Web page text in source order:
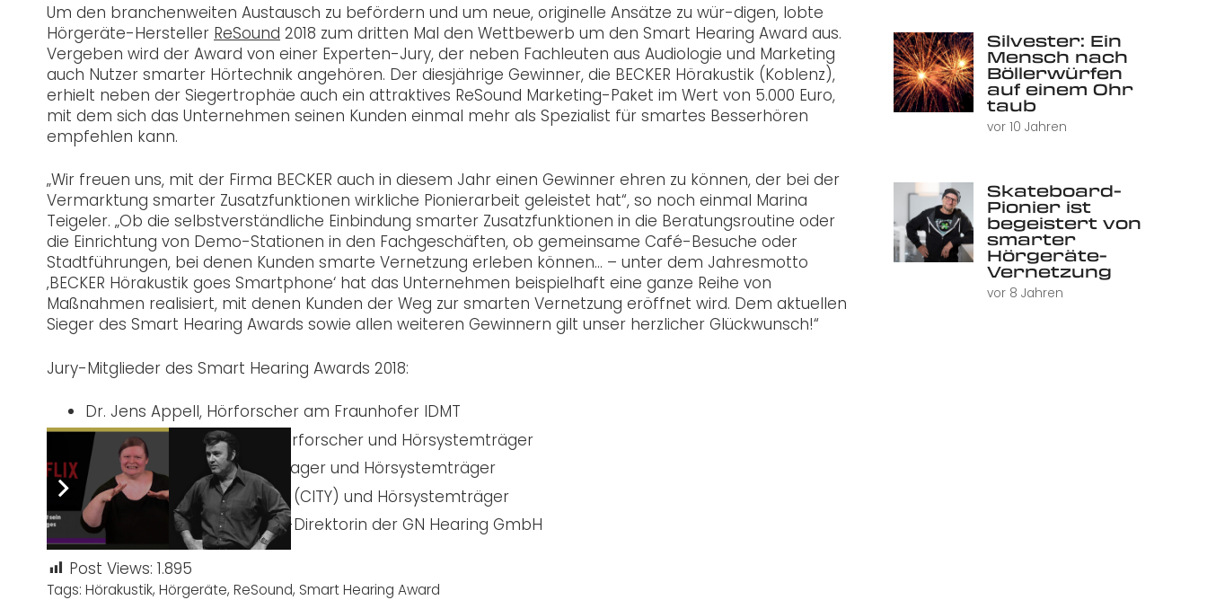
Um den branchenweiten Austausch zu befördern und um neue, originelle Ansätze zu wür-digen, lobte
Hörgeräte-Hersteller ReSound 2018 zum dritten Mal den Wettbewerb um den Smart Hearing Award aus.
Vergeben wird der Award von einer Experten-Jury, der neben Fachleuten aus Audiologie und Marketing
auch Nutzer smarter Hörtechnik angehören. Der diesjährige Gewinner, die BECKER Hörakustik (Koblenz),
erhielt neben der Siegertrophäe auch ein attraktives ReSound Marketing-Paket im Wert von 5.000 Euro,
mit dem sich das Unternehmen seinen Kunden einmal mehr als Spezialist für smartes Besserhören
empfehlen kann.
„Wir freuen uns, mit der Firma BECKER auch in diesem Jahr einen Gewinner ehren zu können, der bei der
Vermarktung smarter Zusatzfunktionen wirkliche Pionierarbeit geleistet hat“, so noch einmal Marina
Teigeler. „Ob die selbstverständliche Einbindung smarter Zusatzfunktionen in die Beratungsroutine oder
die Einrichtung von Demo-Stationen in den Fachgeschäften, ob gemeinsame Café-Besuche oder
Stadtführungen, bei denen Kunden smarte Vernetzung erleben können… – unter dem Jahresmotto
‚BECKER Hörakustik goes Smartphone‘ hat das Unternehmen beispielhaft eine ganze Reihe von
Maßnahmen realisiert, mit denen Kunden der Weg zur smarten Vernetzung eröffnet wird. Dem aktuellen
Sieger des Smart Hearing Awards sowie allen weiteren Gewinnern gilt unser herzlicher Glückwunsch!“
Jury-Mitglieder des Smart Hearing Awards 2018:
Dr. Jens Appell, Hörforscher am Fraunhofer IDMT
Prof. Dr. Jürgen Kießling, Hörforscher und Hörsystemträger
Ingo Rathje, Marketing Manager und Hörsystemträger
Klaus Selmke, Rockmusiker (CITY) und Hörsystemträger
Marina Teigeler, Marketing-Direktorin der GN Hearing GmbH
Post Views: 1.895
Tags: Hörakustik, Hörgeräte, ReSound, Smart Hearing Award
Silvester: Ein
Mensch nach
Böllerwürfen
auf einem Ohr
taub
vor 10 Jahren
Skateboard-
Pionier ist
begeistert von
smarter
Hörgeräte-
Vernetzung
vor 8 Jahren